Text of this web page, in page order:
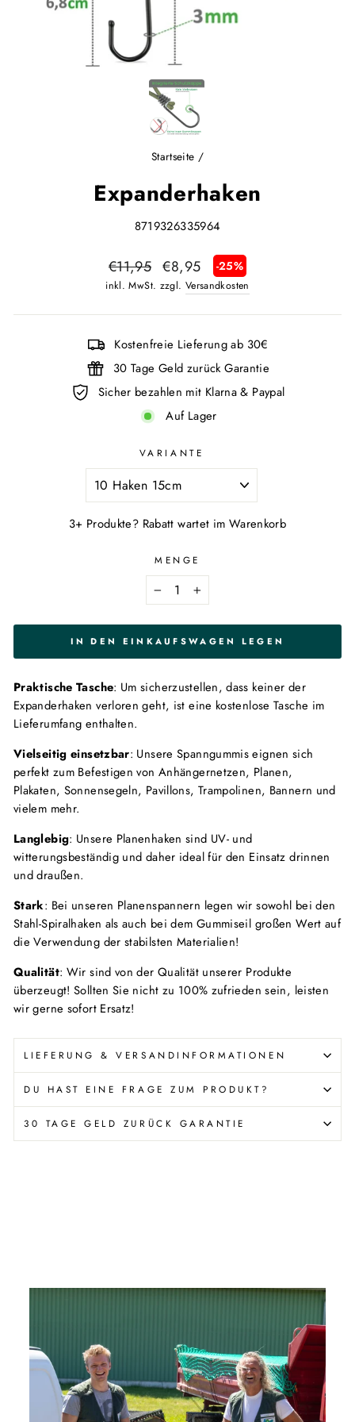
Startseite /
Expanderhaken
8719326335964
Normaler
Preis
€11,95 Sonderpreis
€8,95 -25%
inkl. MwSt. zzgl. Versandkosten
Kostenfreie Lieferung ab 30€
30 Tage Geld zurück Garantie
Sicher bezahlen mit Klarna & Paypal
Auf Lager
VARIANTE
3+ Produkte? Rabatt wartet im Warenkorb
MENGE
+
IN DEN EINKAUFSWAGEN LEGEN
Praktische Tasche: Um sicherzustellen, dass keiner der
Expanderhaken verloren geht, ist eine kostenlose Tasche im
Lieferumfang enthalten.
Vielseitig einsetzbar: Unsere Spanngummis eignen sich
perfekt zum Befestigen von Anhängernetzen, Planen,
Plakaten, Sonnensegeln, Pavillons, Trampolinen, Bannern und
vielem mehr.
Langlebig: Unsere Planenhaken sind UV- und
witterungsbeständig und daher ideal für den Einsatz drinnen
und draußen.
Stark: Bei unseren Planenspannern legen wir sowohl bei den
Stahl-Spiralhaken als auch bei dem Gummiseil großen Wert auf
die Verwendung der stabilsten Materialien!
Qualität: Wir sind von der Qualität unserer Produkte
überzeugt! Sollten Sie nicht zu 100% zufrieden sein, leisten
wir gerne sofort Ersatz!
LIEFERUNG & VERSANDINFORMATIONEN
DU HAST EINE FRAGE ZUM PRODUKT?
30 TAGE GELD ZURÜCK GARANTIE